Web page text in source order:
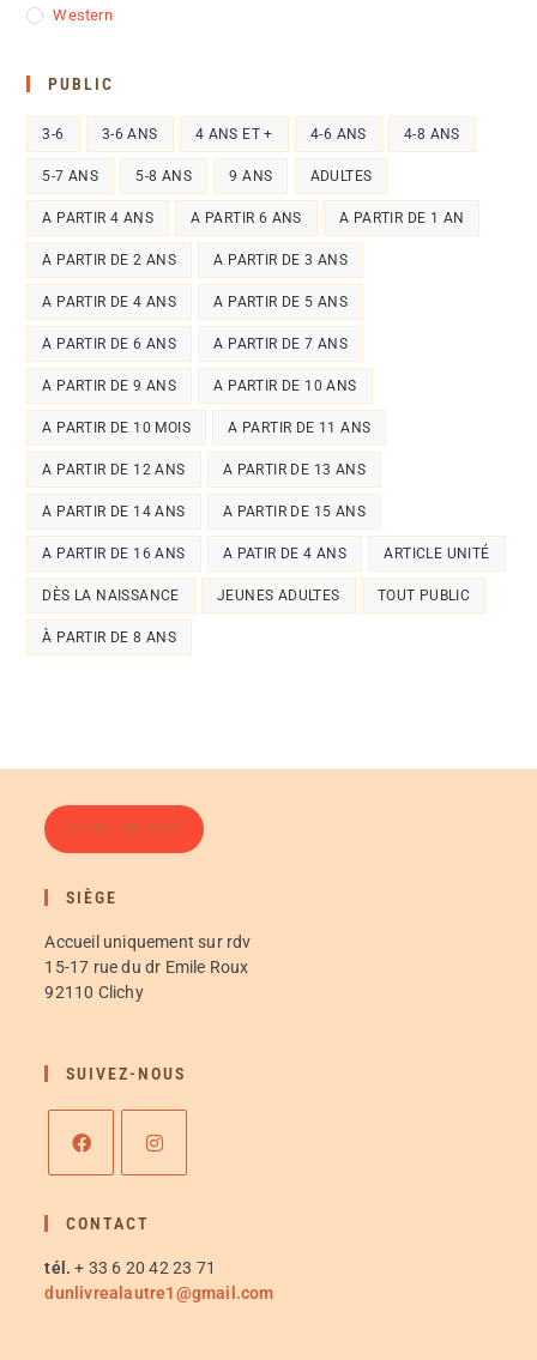
Western
PUBLIC
3-6 3-6 ANS 4 ANS ET + 4-6 ANS 4-8 ANS
5-7 ANS 5-8 ANS 9 ANS ADULTES
A PARTIR 4 ANS A PARTIR 6 ANS A PARTIR DE 1 AN
A PARTIR DE 2 ANS A PARTIR DE 3 ANS
A PARTIR DE 4 ANS A PARTIR DE 5 ANS
A PARTIR DE 6 ANS A PARTIR DE 7 ANS
A PARTIR DE 9 ANS A PARTIR DE 10 ANS
A PARTIR DE 10 MOIS A PARTIR DE 11 ANS
A PARTIR DE 12 ANS A PARTIR DE 13 ANS
A PARTIR DE 14 ANS A PARTIR DE 15 ANS
A PARTIR DE 16 ANS A PATIR DE 4 ANS ARTICLE UNITÉ
DÈS LA NAISSANCE JEUNES ADULTES TOUT PUBLIC
À PARTIR DE 8 ANS
FAIRE UN DON
SIÈGE
Accueil uniquement sur rdv
15-17 rue du dr Emile Roux
92110 Clichy
SUIVEZ-NOUS
CONTACT
tél. + 33 6 20 42 23 71
dunlivrealautre1@gmail.com